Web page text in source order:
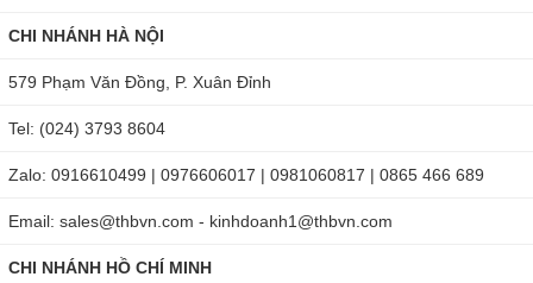
CHI NHÁNH HÀ NỘI
579 Phạm Văn Đồng, P. Xuân Đỉnh
Tel: (024) 3793 8604
Zalo: 0916610499 | 0976606017 | 0981060817 | 0865 466 689
Email: sales@thbvn.com - kinhdoanh1@thbvn.com
CHI NHÁNH HỒ CHÍ MINH